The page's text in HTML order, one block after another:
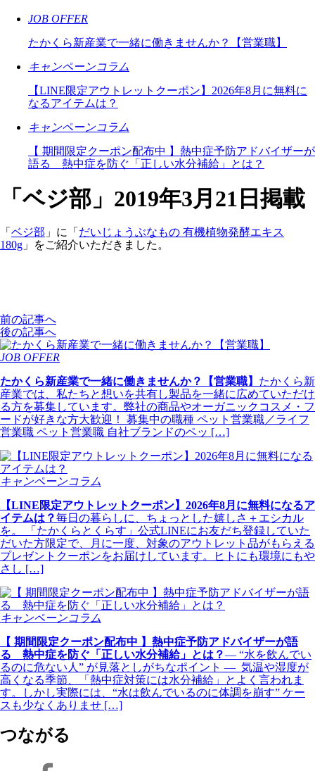
JOB OFFER
たかくら新産業で一緒に働きませんか？【営業職】
キャンペーンコラム
【LINE限定アウトレットクーポン】2026年8月に無料に
なるアイテムは？
キャンペーンコラム
【 期間限定クーポン配布中 】熱中症予防アドバイザーが
語る 熱中症を防ぐ「正しい水分補給」とは？
「ベジ部」2019年3月21日掲載
「 ベジ部 」に「 だいじょうぶなもの 有機植物発酵エキス
180g 」をご紹介いただきました。
前の記事へ
後の記事へ
JOB OFFER
たかくら新産業で一緒に働きませんか？【営業職】 たかくら新
産業では、私たちと想いを共有し製品を一緒に広めていただけ
る方を募集しています。弊社の商品やオーガニックコスメ・フ
ードが好きな方大歓迎！ 募集中の職種 ペット営業職／ライフ
営業職 ペット営業職 自社ブランドのペッ […]
キャンペーンコラム
【LINE限定アウトレットクーポン】2026年8月に無料になるア
イテムは？毎日の暮らしに、ちょっとした嬉しさ＋エシカル
を。 「たかくらとくらす」公式LINEにお友だち登録していた
だいた方限定で、月に一度、対象のアウトレット品がもらえる
プレゼントクーポンをお届けしています。ヒトにも環境にもや
さし […]
キャンペーンコラム
【 期間限定クーポン配布中 】熱中症予防アドバイザーが語
る 熱中症を防ぐ「正しい水分補給」とは？― “水を飲んでい
るのに危ない人” が見落としがちなポイント ― 気温や湿度が
高くなる季節、「熱中症対策には水分補給」とよく言われま
す。しかし実際には、“水は飲んでいるのに体調を崩す” ケー
スも少なくありませ […]
つながる